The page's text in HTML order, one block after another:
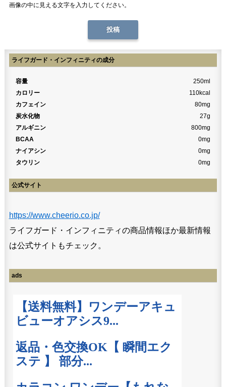
画像の中に見える文字を入力してください。
ライフガード・インフィニティの成分
容量
250ml
カロリー
110kcal
カフェイン
80mg
炭水化物
27g
アルギニン
800mg
BCAA
0mg
ナイアシン
0mg
タウリン
0mg
公式サイト
https://www.cheerio.co.jp/
ライフガード・インフィニティの商品情報ほか最新情報
は公式サイトもチェック。
ads